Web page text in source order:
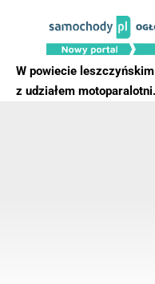
W powiecie
z udziałem motoparalotni.